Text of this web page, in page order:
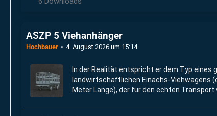
ASZP 5 Viehanhänger
Hochbauer 4. August 2026 um 15:14
In der Realität entspricht er dem Typ eines
landwirtschaftlichen Einachs-Viehwagens
Meter Länge), der für den echten Transport
Höfen genutzt wird.